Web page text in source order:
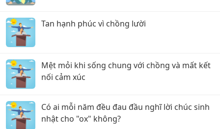
Tan hạnh phúc vì chồng lười
Mệt mỏi khi sống chung với chồng và mất kết
nối cảm xúc
Có ai mỗi năm đều đau đầu nghĩ lời chúc sinh
nhật cho "ox" không?